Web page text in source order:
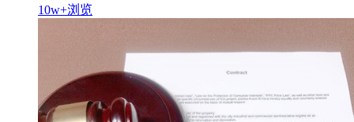
10w+浏览